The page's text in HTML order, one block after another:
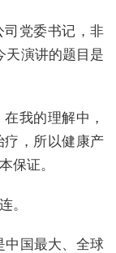
司党委书记，非
天演讲的题目是
我的理解中，
疗，所以健康产
保证。
。
中国最大、全球